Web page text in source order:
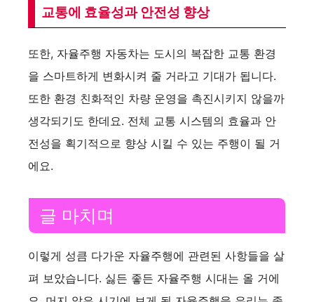
교통에 효율성과 안전성 향상
또한, 자율주행 자동차는 도시의 복잡한 교통 환경
을 스마트하게 변화시켜 줄 거라고 기대가 됩니다.
또한 환경 친화적인 차량 운영을 촉진시키지 않을까
생각되기도 한데요. 전체 교통 시스템의 효율과 안
전성을 획기적으로 향상 시킬 수 있는 주행이 될 거
에요.
글 마치며
이렇게 성큼 다가운 자율주행에 관련된 사항들을 살
펴 보았습니다. 싫든 좋든 자율주행 시대는 올 거에